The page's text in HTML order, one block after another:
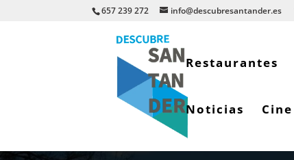
657 239 272 info@descubresantander.es
Restaurantes
Noticias Cine